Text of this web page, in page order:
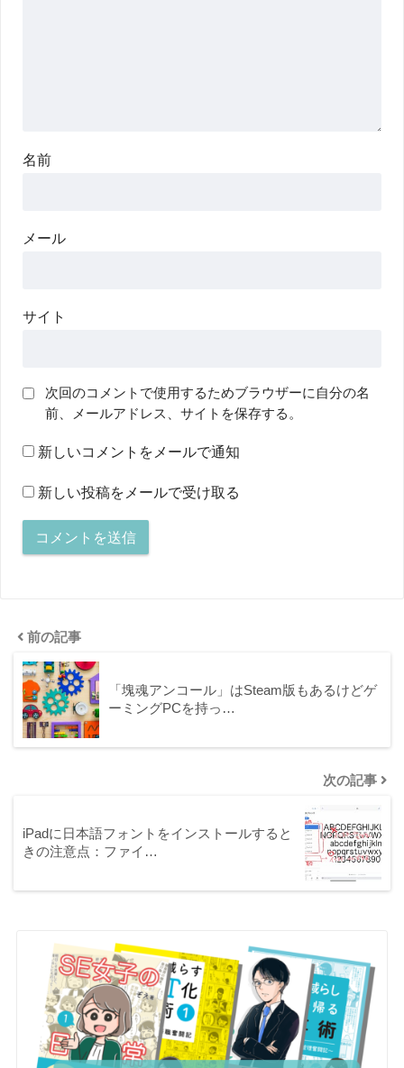
名前
メール
サイト
次回のコメントで使用するためブラウザーに自分の名
前、メールアドレス、サイトを保存する。
新しいコメントをメールで通知
新しい投稿をメールで受け取る
前の記事
「塊魂アンコール」はSteam版もあるけどゲ
ーミングPCを持っ…
次の記事
iPadに日本語フォントをインストールすると
きの注意点：ファイ…